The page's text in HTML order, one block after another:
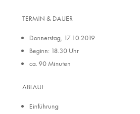
TERMIN & DAUER
Donnerstag, 17.10.2019
Beginn: 18.30 Uhr
ca. 90 Minuten
ABLAUF
Einführung